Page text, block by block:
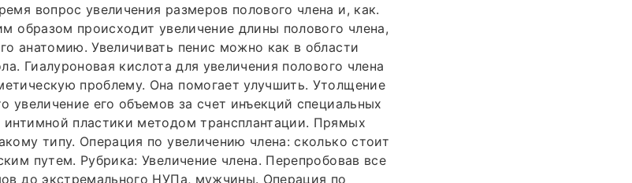
вопрос увеличения размеров полового члена и, как.
образом происходит увеличение длины полового члена,
анатомию. Увеличивать пенис можно как в области
Гиалуроновая кислота для увеличения полового члена
проблему. Она помогает улучшить. Утолщение
увеличение его объемов за счет инъекций специальных
интимной пластики методом трансплантации. Прямых
типу. Операция по увеличению члена: сколько стоит
путем. Рубрика: Увеличение члена. Перепробовав все
до экстремального НУПа, мужчины. Операция по